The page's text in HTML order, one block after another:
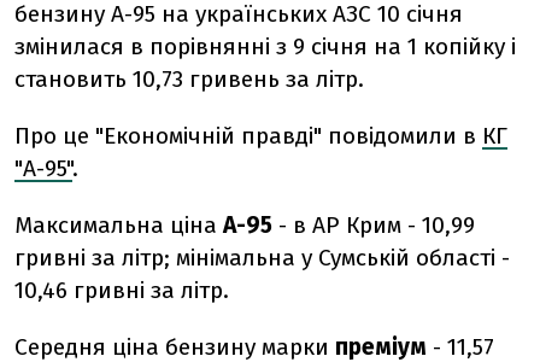
бензину А-95 на українських АЗС 10 січня
змінилася в порівнянні з 9 січня на 1 копійку і
становить 10,73 гривень за літр.
Про це "Економічній правді" повідомили в КГ
"А-95".
Максимальна цінаА-95 - в АР Крим - 10,99
гривні за літр; мінімальна у Сумській області -
10,46 гривні за літр.
Середня ціна бензину марки преміум - 11,57